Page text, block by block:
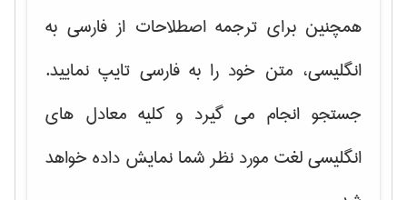
همچنین برای ترجمه اصطلاحات از فارسی به
انگلیسی، متن خود را به فارسی تایپ نمایید.
جستجو انجام می گیرد و کلیه معادل های
انگلیسی لغت مورد نظر شما نمایش داده خواهد